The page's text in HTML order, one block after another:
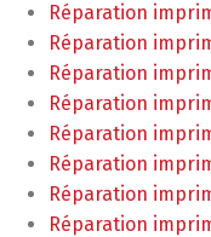
Réparation
Réparation
Réparation
Réparation
Réparation
Réparation
Réparation
Réparation